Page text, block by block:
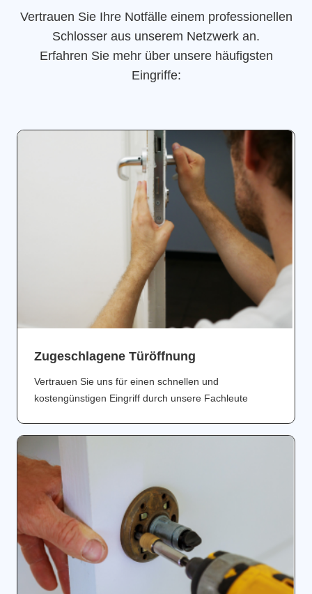
Vertrauen Sie Ihre Notfälle einem professionellen
Schlosser aus unserem Netzwerk an.
Erfahren Sie mehr über unsere häufigsten
Eingriffe:
Zugeschlagene Türöffnung
Vertrauen Sie uns für einen schnellen und
kostengünstigen Eingriff durch unsere Fachleute